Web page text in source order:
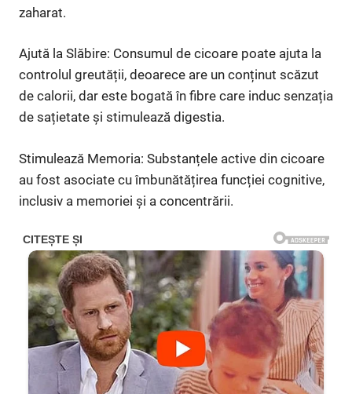
zaharat.
Ajută la Slăbire: Consumul de cicoare poate ajuta la
controlul greutății, deoarece are un conținut scăzut
de calorii, dar este bogată în fibre care induc senzația
de sațietate și stimulează digestia.
Stimulează Memoria: Substanțele active din cicoare
au fost asociate cu îmbunătățirea funcției cognitive,
inclusiv a memoriei și a concentrării.